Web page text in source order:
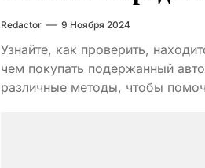
Redactor 9 Ноября 2024
Узнайте, как проверить,
чем покупать подержанный
различные методы, чтобы